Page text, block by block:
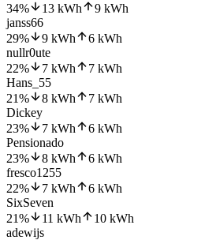
34% 13 kWh 9 kWh
janss66
29% 9 kWh 6 kWh
nullr0ute
22% 7 kWh 7 kWh
Hans_55
21% 8 kWh 7 kWh
Dickey
23% 7 kWh 6 kWh
Pensionado
23% 8 kWh 6 kWh
fresco1255
22% 7 kWh 6 kWh
SixSeven
21% 11 kWh 10 kWh
adewijs